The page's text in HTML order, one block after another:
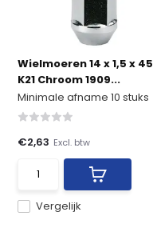
Wielmoeren 14 x 1,5 x 45
K21 Chroom 1909...
Minimale afname 10 stuks
Vergelijk
€2,63 Excl. btw